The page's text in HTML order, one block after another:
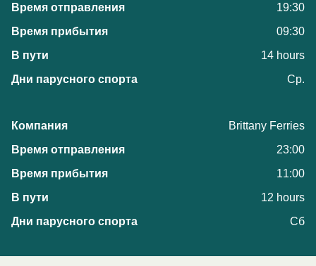
19:30
09:30
14 hours
Ср.
Brittany Ferries
23:00
11:00
12 hours
Сб